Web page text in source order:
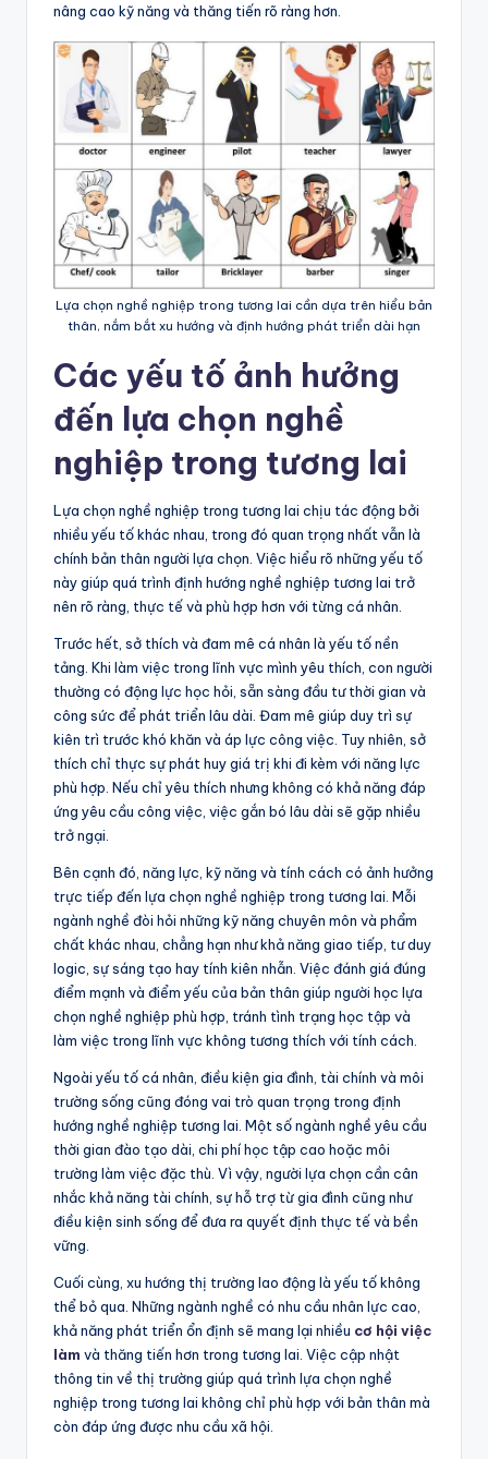
nâng cao kỹ năng và thăng tiến rõ ràng hơn.
Lựa chọn nghề nghiệp trong tương lai cần dựa trên hiểu bản
thân, nắm bắt xu hướng và định hướng phát triển dài hạn
Các yếu tố ảnh hưởng
đến lựa chọn nghề
nghiệp trong tương lai
Lựa chọn nghề nghiệp trong tương lai chịu tác động bởi
nhiều yếu tố khác nhau, trong đó quan trọng nhất vẫn là
chính bản thân người lựa chọn. Việc hiểu rõ những yếu tố
này giúp quá trình định hướng nghề nghiệp tương lai trở
nên rõ ràng, thực tế và phù hợp hơn với từng cá nhân.
Trước hết, sở thích và đam mê cá nhân là yếu tố nền
tảng. Khi làm việc trong lĩnh vực mình yêu thích, con người
thường có động lực học hỏi, sẵn sàng đầu tư thời gian và
công sức để phát triển lâu dài. Đam mê giúp duy trì sự
kiên trì trước khó khăn và áp lực công việc. Tuy nhiên, sở
thích chỉ thực sự phát huy giá trị khi đi kèm với năng lực
phù hợp. Nếu chỉ yêu thích nhưng không có khả năng đáp
ứng yêu cầu công việc, việc gắn bó lâu dài sẽ gặp nhiều
trở ngại.
Bên cạnh đó, năng lực, kỹ năng và tính cách có ảnh hưởng
trực tiếp đến lựa chọn nghề nghiệp trong tương lai. Mỗi
ngành nghề đòi hỏi những kỹ năng chuyên môn và phẩm
chất khác nhau, chẳng hạn như khả năng giao tiếp, tư duy
logic, sự sáng tạo hay tính kiên nhẫn. Việc đánh giá đúng
điểm mạnh và điểm yếu của bản thân giúp người học lựa
chọn nghề nghiệp phù hợp, tránh tình trạng học tập và
làm việc trong lĩnh vực không tương thích với tính cách.
Ngoài yếu tố cá nhân, điều kiện gia đình, tài chính và môi
trường sống cũng đóng vai trò quan trọng trong định
hướng nghề nghiệp tương lai. Một số ngành nghề yêu cầu
thời gian đào tạo dài, chi phí học tập cao hoặc môi
trường làm việc đặc thù. Vì vậy, người lựa chọn cần cân
nhắc khả năng tài chính, sự hỗ trợ từ gia đình cũng như
điều kiện sinh sống để đưa ra quyết định thực tế và bền
vững.
Cuối cùng, xu hướng thị trường lao động là yếu tố không
thể bỏ qua. Những ngành nghề có nhu cầu nhân lực cao,
khả năng phát triển ổn định sẽ mang lại nhiều cơ hội việc
làm và thăng tiến hơn trong tương lai. Việc cập nhật
thông tin về thị trường giúp quá trình lựa chọn nghề
nghiệp trong tương lai không chỉ phù hợp với bản thân mà
còn đáp ứng được nhu cầu xã hội.